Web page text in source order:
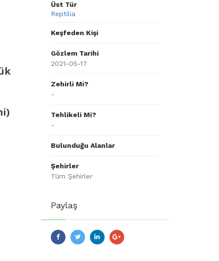
Üst Tür
Reptilia
Keşfeden Kişi
Gözlem Tarihi
2021-05-17
Zehirli Mi?
-
Tehlikeli Mi?
-
Bulunduğu Alanlar
Şehirler
Tüm Şehirler
Paylaş